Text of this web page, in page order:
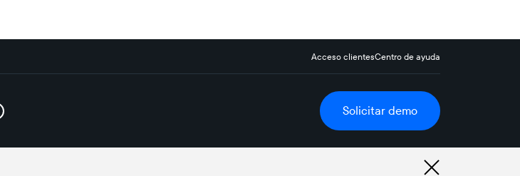
Acceso clientesCentro de ayuda
Solicitar demo